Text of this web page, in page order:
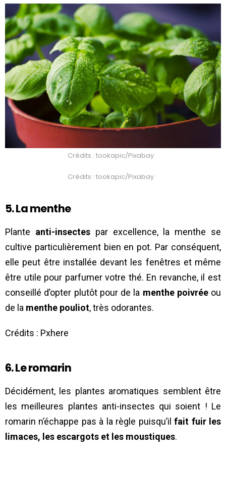
Crédits : tookapic/Pixabay
Crédits : tookapic/Pixabay
5. La menthe
Plante anti-insectespar excellence, la menthe se
cultive particulièrement bien en pot. Par conséquent,
elle peut être installée devant les fenêtres et même
être utile pour parfumer votre thé. En revanche, il est
conseillé d’opter plutôt pour de la menthe poivréeou
de la menthe pouliot, très odorantes.
Crédits : Pxhere
6. Le romarin
Décidément, les plantes aromatiques semblent être
les meilleures plantes anti-insectes qui soient ! Le
romarin n’échappe pas à la règle puisqu’ilfait fuir les
limaces, les escargots et les moustiques.